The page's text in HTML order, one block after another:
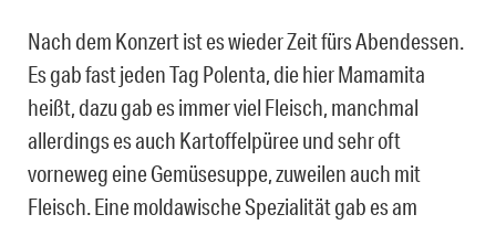
Nach dem Konzert ist es wieder Zeit fürs Abendessen.
Es gab fast jeden Tag Polenta, die hier Mamamita
heißt, dazu gab es immer viel Fleisch, manchmal
allerdings es auch Kartoffelpüree und sehr oft
vorneweg eine Gemüsesuppe, zuweilen auch mit
Fleisch. Eine moldawische Spezialität gab es am